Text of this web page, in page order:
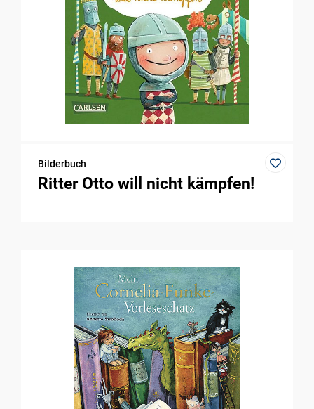
Bilderbuch
Ritter Otto will nicht kämpfen!